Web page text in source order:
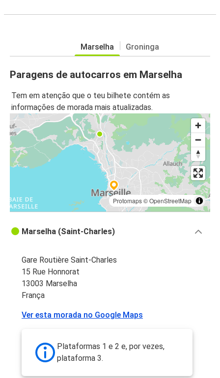
Marselha Groninga
Paragens de autocarros em Marselha
Tem em atenção que o teu bilhete contém as
informações de morada mais atualizadas.
Protomaps©OpenStreetMap
Marselha (Saint-Charles)
Gare Routière Saint-Charles
15 Rue Honnorat
13003 Marselha
França
Ver esta morada no Google Maps
Plataformas 1 e 2 e, por vezes,
plataforma 3.